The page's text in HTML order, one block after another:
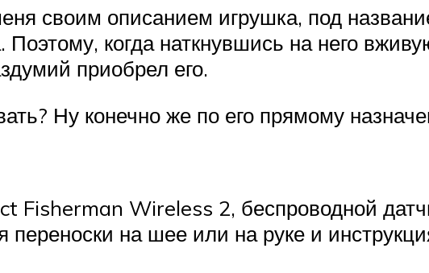
своим описанием игрушка, под
Поэтому, когда наткнувшись на него
приобрел его.
Ну конечно же по его прямому
Fisherman Wireless 2, беспроводной
переноски на шее или на руке и